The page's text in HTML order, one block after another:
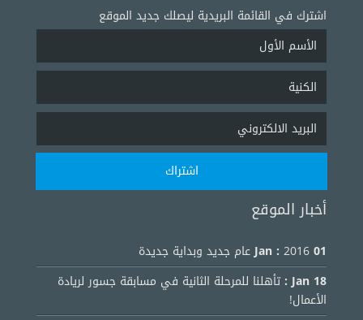
اشترك في القائمة البريدية ليصلك جديد الموقع
أخبار الموقع
01 Jan :2016 عام جديد وبداية جديدة
18 Jan :
تأهلنا للمرحلة الثانية في مسابقة جسور لريادة
الأعمال!